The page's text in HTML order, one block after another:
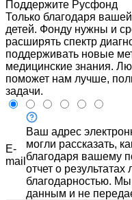
Поддержите Русфонд
Только благодаря
детей. Фонду нужны и
расширять спектр
поддерживать новые
медицинские знания.
поможет нам лучше,
задачи.
E-
mail
Ваш адрес
могли рассказать,
благодаря вашему
отчет о
благодарностью.
данным и не